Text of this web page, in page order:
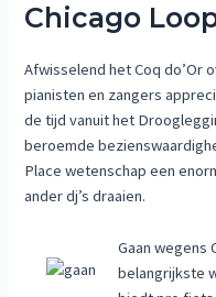
Chicago
Afwisselend het Coq do’Or
pianisten en zangers
de tijd vanuit het
beroemde
Place wetenschap een
ander dj’s draaien.
Gaan wegens
belangrijkste